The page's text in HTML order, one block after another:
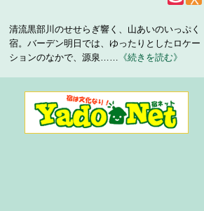
清流黒部川のせせらぎ響く、山あいのいっぷく
宿。バーデン明日では、ゆったりとしたロケー
ションのなかで、源泉……
《続きを読む》